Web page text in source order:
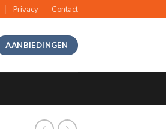
Privacy Contact
AANBIEDINGEN